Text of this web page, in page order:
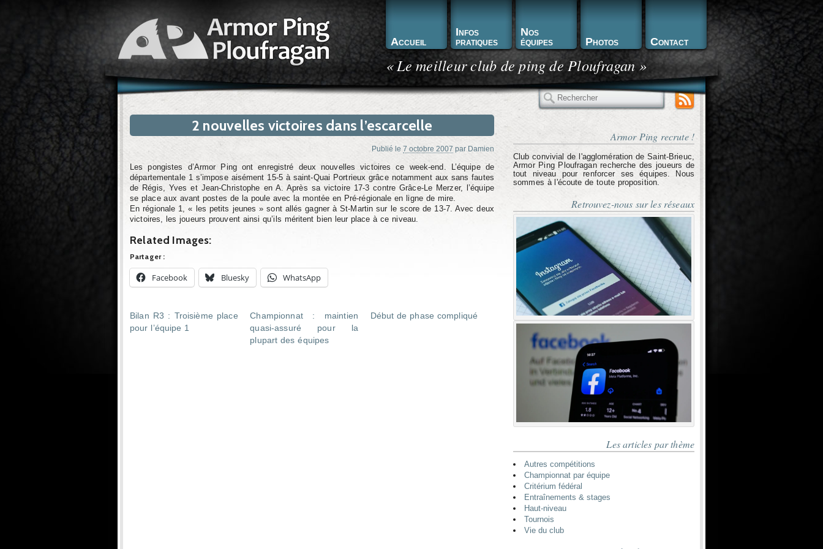
« Le meilleur club de ping de Ploufragan »
Accueil
Infos
pratiques
Nos
équipes
Photos Contact
Rechercher
2 nouvelles victoires dans l’escarcelle
Publié le 7 octobre 2007 par Damien
Les pongistes d’Armor Ping ont enregistré deux nouvelles victoires ce week-end. L’équipe de
départementale 1 s’impose aisément 15-5 à saint-Quai Portrieux grâce notamment aux sans fautes
de Régis, Yves et Jean-Christophe en A. Après sa victoire 17-3 contre Grâce-Le Merzer, l’équipe
se place aux avant postes de la poule avec la montée en Pré-régionale en ligne de mire.
En régionale 1, « les petits jeunes » sont allés gagner à St-Martin sur le score de 13-7. Avec deux
victoires, les joueurs prouvent ainsi qu’ils méritent bien leur place à ce niveau.
Related Images:
Partager :
Facebook Bluesky WhatsApp
Bilan R3 : Troisième place
pour l’équipe 1
Championnat : maintien
quasi-assuré pour la
plupart des équipes
Début de phase compliqué
Armor Ping recrute !
Club convivial de l'agglomération de Saint-Brieuc,
Armor Ping Ploufragan recherche des joueurs de
tout niveau pour renforcer ses équipes. Nous
sommes à l'écoute de toute proposition.
Retrouvez-nous sur les réseaux
Les articles par thème
Autres compétitions
Championnat par équipe
Critérium fédéral
Entraînements & stages
Haut-niveau
Tournois
Vie du club